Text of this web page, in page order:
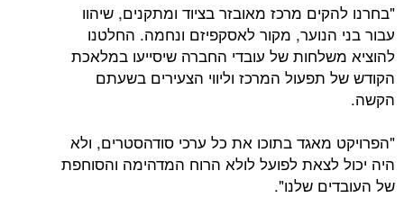
"בחרנו להקים מרכז מאובזר בציוד ומתקנים, שיהוו
עבור בני הנוער, מקור לאסקפיזם ונחמה. החלטנו
להוציא משלחות של עובדי החברה שיסייעו במלאכת
הקודש של תפעול המרכז וליווי הצעירים בשעתם
הקשה.
"הפרויקט מאגד בתוכו את כל ערכי סודהסטרים, ולא
היה יכול לצאת לפועל לולא הרוח המדהימה והסוחפת
של העובדים שלנו".